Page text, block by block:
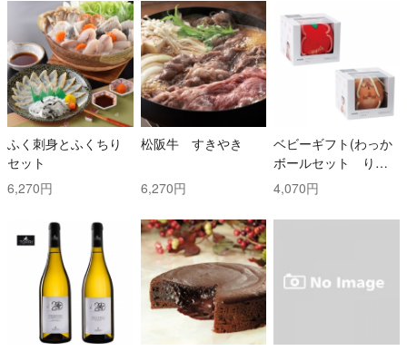
ふく刺身とふくちり
セット
6,270円
松阪牛 すきやき
6,270円
ベビーギフト(わっか
ボールセット りん
ご・しまりす)
4,070円